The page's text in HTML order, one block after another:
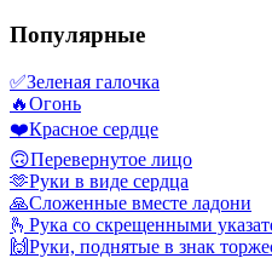
Популярные
✅Зеленая галочка
🔥Огонь
❤️Красное сердце
🙃Перевернутое лицо
🫶Руки в виде сердца
🙏Сложенные вместе ладони
🫰 Рука со скрещенными
🙌Руки, поднятые в знак